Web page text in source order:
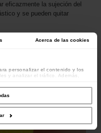
Acerca de las cookies
personalizar el contenido y los
y analizar el tráfico. Además,
y análisis web, quienes pueden
proporcionado o que hayan
sus servicios.
eficazmente la sujeción del
y se pueden quitar